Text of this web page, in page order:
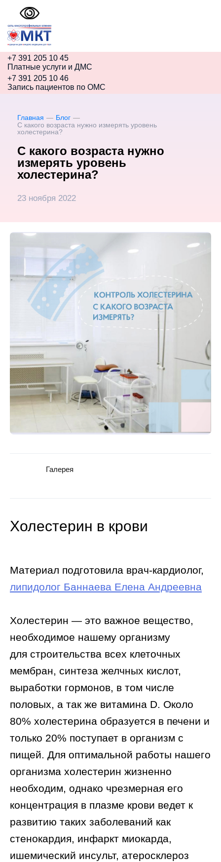
+7 391 205 10 45
Платные услуги и ДМС
+7 391 205 10 46
Запись пациентов по ОМС
Главная — Блог —
С какого возраста нужно измерять уровень
холестерина?
С какого возраста нужно
измерять уровень
холестерина?
23 ноября 2022
Галерея
Холестерин в крови
Материал подготовила врач-кардиолог,
липидолог Баннаева Елена Андреевна
Холестерин — это важное вещество,
необходимое нашему организму
для строительства всех клеточных
мембран, синтеза желчных кислот,
выработки гормонов, в том числе
половых, а так же витамина D. Около
80% холестерина образуется в печени и
только 20% поступает в организм с
пищей. Для оптимальной работы нашего
организма холестерин жизненно
необходим, однако чрезмерная его
концентрация в плазме крови ведет к
развитию таких заболеваний как
стенокардия, инфаркт миокарда,
ишемический инсульт, атеросклероз